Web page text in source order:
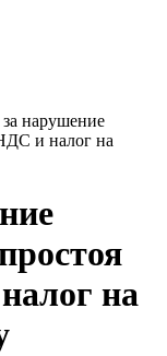
нарушение
и налог на
на